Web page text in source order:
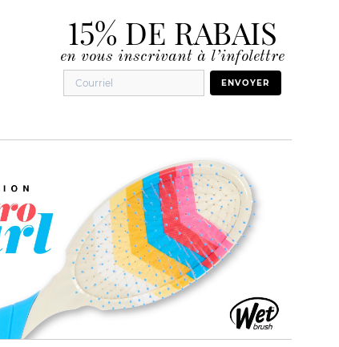
15% DE RABAIS
en vous inscrivant à l’infolettre
ENVOYER